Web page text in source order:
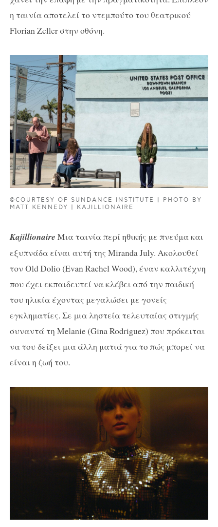
η ταινία αποτελεί το ντεμπούτο του θεατρικού
Florian Zeller στην οθόνη.
©COURTESY OF SUNDANCE INSTITUTE | PHOTO BY
MATT KENNEDY | KAJILLIONAIRE
Kajillionaire Μια ταινία περί ηθικής με πνεύμα και
εξυπνάδα είναι αυτή της Miranda July. Ακολουθεί
τον Old Dolio (Evan Rachel Wood), έναν καλλιτέχνη
που έχει εκπαιδευτεί να κλέβει από την παιδική
του ηλικία έχοντας μεγαλώσει με γονείς
εγκληματίες. Σε μια ληστεία τελευταίας στιγμής
συναντά τη Melanie (Gina Rodriguez) που πρόκειται
να του δείξει μια άλλη ματιά για το πώς μπορεί να
είναι η ζωή του.